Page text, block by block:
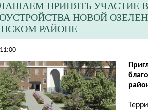
ПРИНЯТЬ УЧАСТИЕ
НОВОЙ
РАЙОНЕ